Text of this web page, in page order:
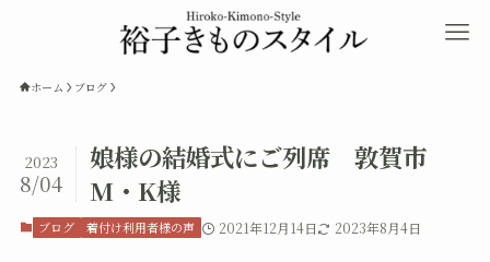
ホーム ブログ
娘様の結婚式にご列席 敦賀市
M・K様
2023
8/04
ブログ 着付け利用者様の声 2021年12月14日 2023年8月4日